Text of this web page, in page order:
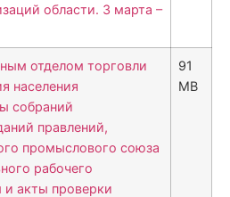
области. 3 марта –
отделом торговли
населения
собраний
правлений,
промыслового союза
рабочего
и акты проверки
91
MB